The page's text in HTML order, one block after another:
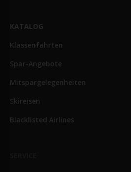
KATALOG
Klassenfahrten
Spar-Angebote
Mitspargelegenheiten
Skireisen
Blacklisted Airlines